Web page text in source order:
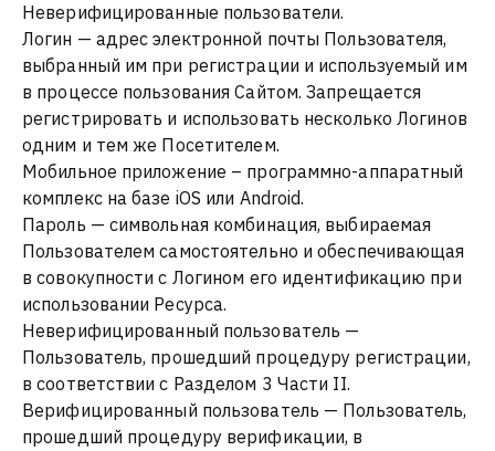
Неверифицированные пользователи.
Логин — адрес электронной почты Пользователя,
выбранный им при регистрации и используемый им
в процессе пользования Сайтом. Запрещается
регистрировать и использовать несколько Логинов
одним и тем же Посетителем.
Мобильное приложение – программно-аппаратный
комплекс на базе iOS или Android.
Пароль — символьная комбинация, выбираемая
Пользователем самостоятельно и обеспечивающая
в совокупности с Логином его идентификацию при
использовании Ресурса.
Неверифицированный пользователь —
Пользователь, прошедший процедуру регистрации,
в соответствии с Разделом 3 Части II.
Верифицированный пользователь — Пользователь,
прошедший процедуру верификации, в